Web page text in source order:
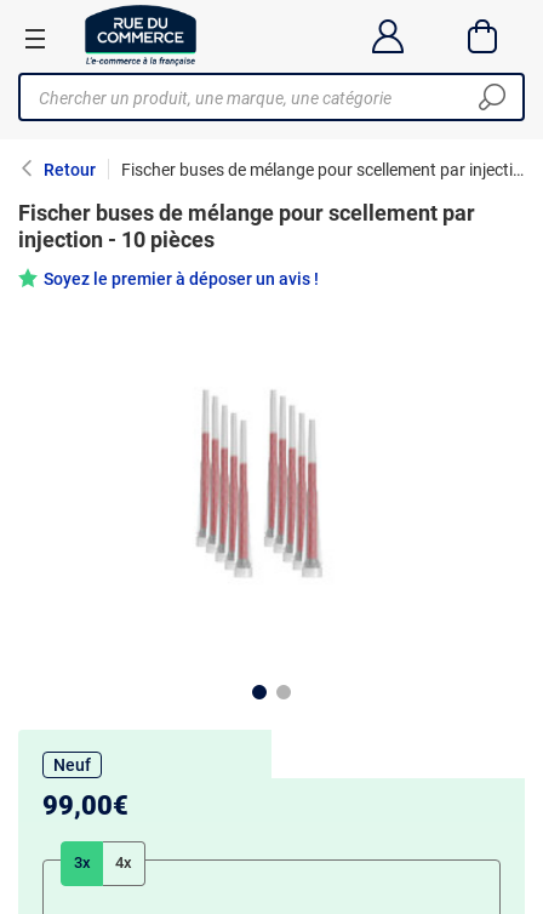
Retour Fischer buses de mélange pour scellement par injection - 10 pièces
Fischer buses de mélange pour scellement par
injection - 10 pièces
Soyez le premier à déposer un avis !
Neuf
99,00€
3x 4x